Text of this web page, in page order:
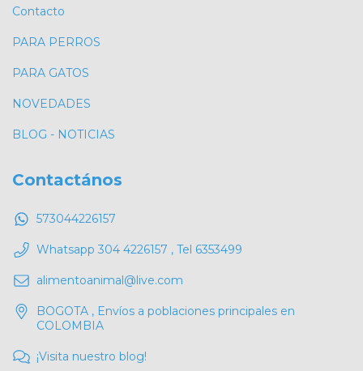
Contacto
PARA PERROS
PARA GATOS
NOVEDADES
BLOG - NOTICIAS
Contactános
573044226157
Whatsapp 304 4226157 , Tel 6353499
alimentoanimal@live.com
BOGOTA , Envíos a poblaciones principales en
COLOMBIA
¡Visita nuestro blog!